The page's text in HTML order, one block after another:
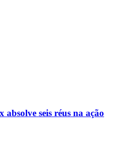
seis réus na ação